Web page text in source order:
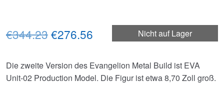
Nicht auf Lager
€344.23Ursprünglicher
war:
€276.56
ist:
Die zweite Version des Evangelion Metal Build ist EVA
Unit-02 Production Model. Die Figur ist etwa 8,70 Zoll groß.